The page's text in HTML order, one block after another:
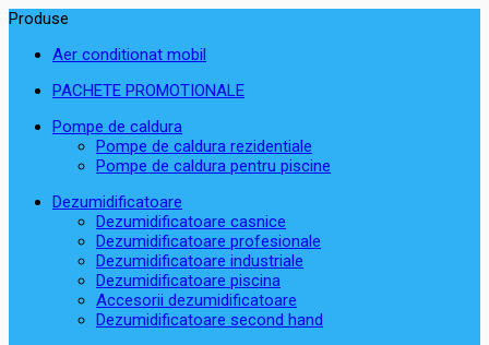
Produse
Aer conditionat mobil
PACHETE PROMOTIONALE
Pompe de caldura
Pompe de caldura rezidentiale
Pompe de caldura pentru piscine
Dezumidificatoare
Dezumidificatoare casnice
Dezumidificatoare profesionale
Dezumidificatoare industriale
Dezumidificatoare piscina
Accesorii dezumidificatoare
Dezumidificatoare second hand